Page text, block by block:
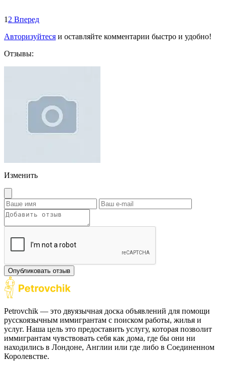
1 2 Вперед
Авторизуйтеся и оставляйте комментарии быстро и удобно!
Отзывы:
Изменить
Опубликовать отзыв
Petrovchik — это двуязычная доска объявлений для помощи
русскоязычным иммигрантам с поиском работы, жилья и
услуг. Наша цель это предоставить услугу, которая позволит
иммигрантам чувствовать себя как дома, где бы они ни
находились в Лондоне, Англии или где либо в Соединенном
Королевстве.